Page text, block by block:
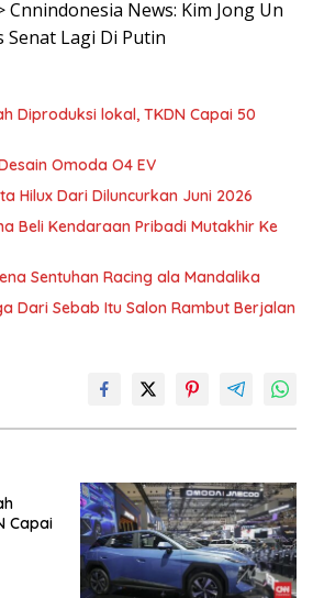
News: Kim Jong Un
Senat Lagi Di Putin
Diproduksi lokal, TKDN Capai 50
Omoda O4 EV
Hilux Dari Diluncurkan Juni 2026
Beli Kendaraan Pribadi Mutakhir Ke
Sentuhan Racing ala Mandalika
Dari Sebab Itu Salon Rambut Berjalan
Capai